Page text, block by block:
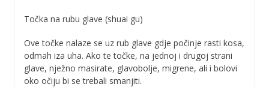
Točka na rubu glave (shuai gu)
Ove točke nalaze se uz rub glave gdje počinje rasti kosa,
odmah iza uha. Ako te točke, na jednoj i drugoj strani
glave, nježno masirate, glavobolje, migrene, ali i bolovi
oko očiju bi se trebali smanjiti.